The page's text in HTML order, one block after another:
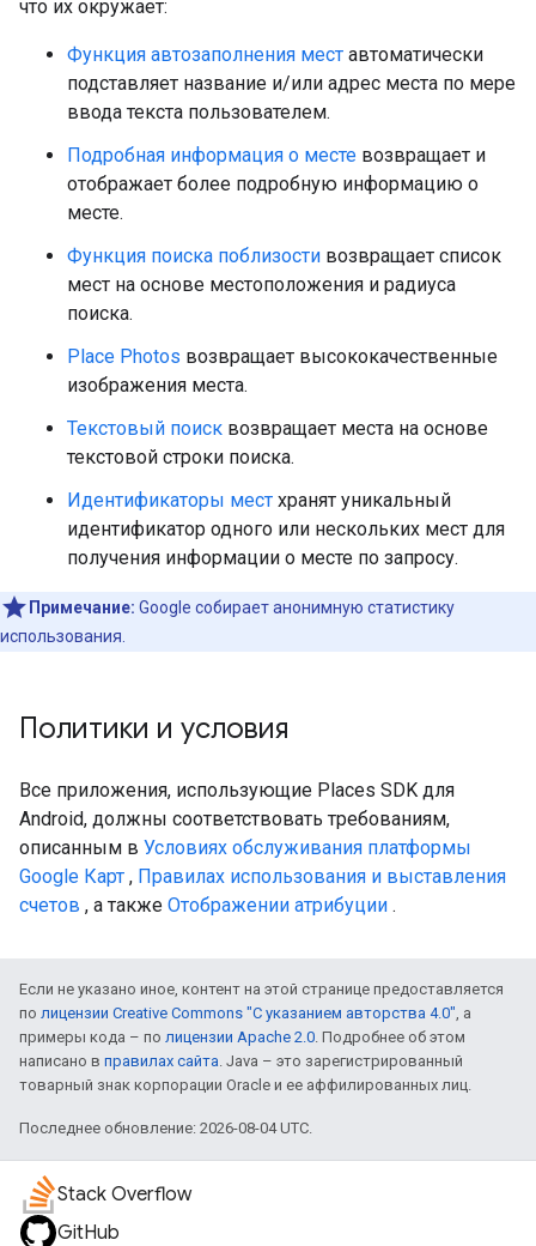
что их окружает:
Функция автозаполнения мест автоматически
подставляет название и/или адрес места по мере
ввода текста пользователем.
Подробная информация о месте возвращает и
отображает более подробную информацию о
месте.
Функция поиска поблизости возвращает список
мест на основе местоположения и радиуса
поиска.
Place Photos возвращает высококачественные
изображения места.
Текстовый поиск возвращает места на основе
текстовой строки поиска.
Идентификаторы мест хранят уникальный
идентификатор одного или нескольких мест для
получения информации о месте по запросу.
Примечание: Google собирает анонимную статистику
использования.
Политики и условия
Все приложения, использующие Places SDK для
Android, должны соответствовать требованиям,
описанным в Условиях обслуживания платформы
Google Карт , Правилах использования и выставления
счетов , а также Отображении атрибуции .
Если не указано иное, контент на этой странице предоставляется
по лицензии Creative Commons "С указанием авторства 4.0", а
примеры кода – по лицензии Apache 2.0. Подробнее об этом
написано в правилах сайта. Java – это зарегистрированный
товарный знак корпорации Oracle и ее аффилированных лиц.
Последнее обновление: 2026-08-04 UTC.
Stack Overflow
GitHub